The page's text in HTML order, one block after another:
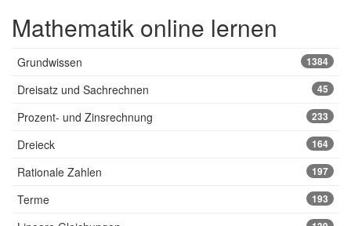
Mathematik online lernen
Grundwissen 1384
Dreisatz und Sachrechnen 45
Prozent- und Zinsrechnung 233
Dreieck 164
Rationale Zahlen 197
Terme 193